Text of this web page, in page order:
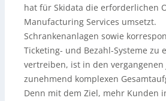
hat für Skidata die erforderlichen
Manufacturing Services umsetzt.
Schrankenanlagen sowie
Ticketing- und Bezahl-Systeme zu
vertreiben, ist in den vergangenen
zunehmend komplexen
Denn mit dem Ziel, mehr Kunden